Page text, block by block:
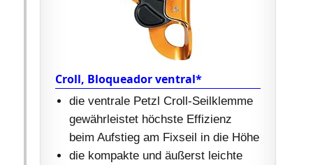
Croll, Bloqueador ventral*
die ventrale Petzl Croll-Seilklemme
gewährleistet höchste Effizienz
beim Aufstieg am Fixseil in die Höhe
die kompakte und äußerst leichte